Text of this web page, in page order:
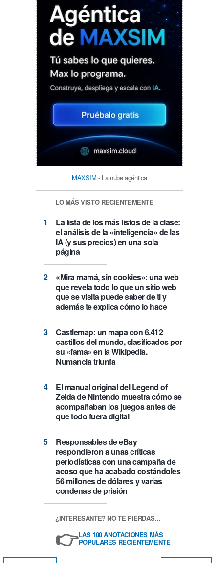
MAXSIM - La nube agéntica
LO MÁS VISTO RECIENTEMENTE
La lista de los más listos de la clase:
el análisis de la «inteligencia» de las
IA (y sus precios) en una sola
página
«Mira mamá, sin cookies»: una web
que revela todo lo que un sitio web
que se visita puede saber de ti y
además te explica cómo lo hace
Castlemap: un mapa con 6.412
castillos del mundo, clasificados por
su «fama» en la Wikipedia.
Numancia triunfa
El manual original del Legend of
Zelda de Nintendo muestra cómo se
acompañaban los juegos antes de
que todo fuera digital
Responsables de eBay
respondieron a unas críticas
periodísticas con una campaña de
acoso que ha acabado costándoles
56 millones de dólares y varias
condenas de prisión
¿INTERESANTE? NO TE PIERDAS…
👉LAS 100 ANOTACIONES MÁS
POPULARES RECIENTEMENTE